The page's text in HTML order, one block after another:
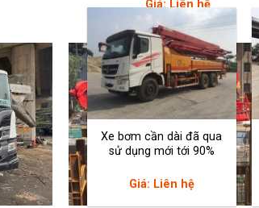
Xe bơm cần dài đã qua
sử dụng mới tới 90%
Giá: Liên hệ
Giá: Liên hệ